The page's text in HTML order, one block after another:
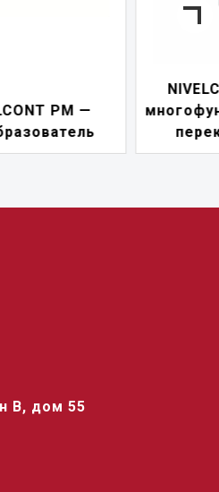
NIVELCONT PKK —
переключатель
В, дом 55